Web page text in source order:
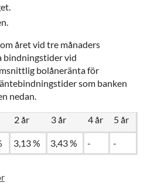
året vid tre månaders
bindningstider vid
bolåneränta för
som banken
nedan.
2 år 3 år 4 år 5 år
3,13 % 3,43 % - -